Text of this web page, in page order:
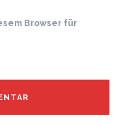
Browser für